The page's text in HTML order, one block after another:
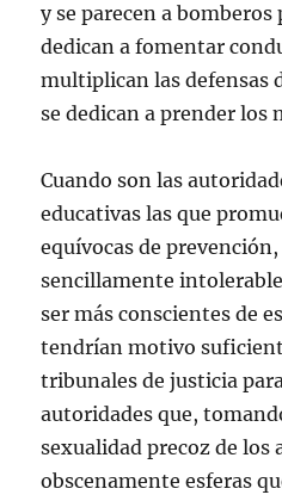
y se parecen a bomberos
dedican a fomentar
multiplican las defensas
se dedican a prender los
Cuando son las
educativas las que
equívocas de
sencillamente
ser más conscientes de
tendrían motivo
tribunales de justicia
autoridades que,
sexualidad precoz de los
obscenamente esferas